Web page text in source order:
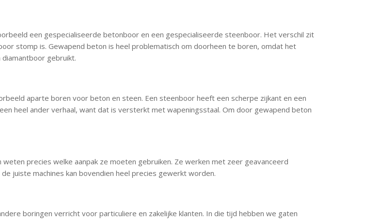
een gespecialiseerde betonboor en een gespecialiseerde steenboor. Het verschil zit
stomp is. Gewapend beton is heel problematisch om doorheen te boren, omdat het
gebruikt.
aparte boren voor beton en steen. Een steenboor heeft een scherpe zijkant en een
heel ander verhaal, want dat is versterkt met wapeningsstaal. Om door gewapend beton
precies welke aanpak ze moeten gebruiken. Ze werken met zeer geavanceerd
juiste machines kan bovendien heel precies gewerkt worden.
boringen verricht voor particuliere en zakelijke klanten. In die tijd hebben we gaten